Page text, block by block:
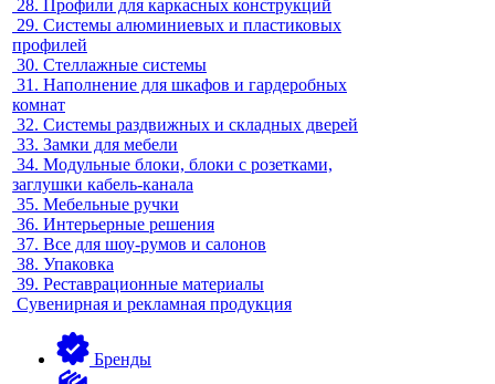
28. Профили для каркасных конструкций
29. Системы алюминиевых и пластиковых
профилей
30. Стеллажные системы
31. Наполнение для шкафов и гардеробных
комнат
32. Системы раздвижных и складных дверей
33. Замки для мебели
34. Модульные блоки, блоки с розетками,
заглушки кабель-канала
35. Мебельные ручки
36. Интерьерные решения
37. Все для шоу-румов и салонов
38. Упаковка
39. Реставрационные материалы
Сувенирная и рекламная продукция
Бренды